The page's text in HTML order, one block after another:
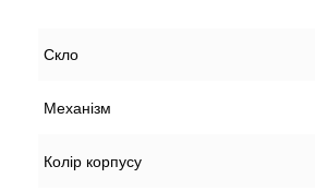
Скло
Механізм
Колір корпусу